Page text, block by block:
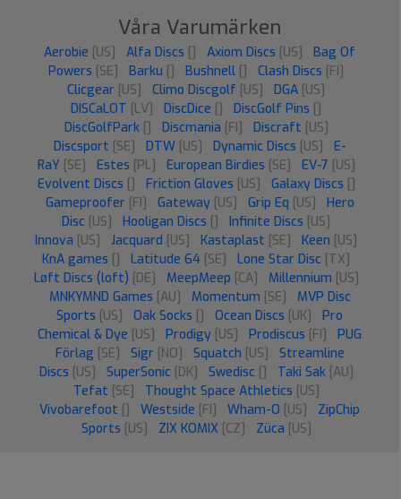
Våra Varumärken
Aerobie [US] Alfa Discs [] Axiom Discs [US]
Bag Of
Powers [SE] Barku [] Bushnell [] Clash Discs [FI]
Clicgear [US] Climo Discgolf [US] DGA [US]
DISCaLOT [LV] DiscDice [] DiscGolf Pins []
DiscGolfPark [] Discmania [FI] Discraft [US]
Discsport [SE] DTW [US] Dynamic Discs [US]
E-
RaY [SE] Estes [PL] European Birdies [SE] EV-7 [US]
Evolvent Discs [] Friction Gloves [US] Galaxy Discs []
Gameproofer [FI] Gateway [US] Grip Eq [US]
Hero
Disc [US] Hooligan Discs [] Infinite Discs [US]
Innova [US] Jacquard [US] Kastaplast [SE] Keen [US]
KnA games [] Latitude 64 [SE] Lone Star Disc [TX]
Løft Discs (loft) [DE] MeepMeep [CA] Millennium [US]
MNKYMND Games [AU] Momentum [SE]
MVP Disc
Sports [US] Oak Socks [] Ocean Discs [UK]
Pro
Chemical & Dye [US] Prodigy [US] Prodiscus [FI]
PUG
Förlag [SE] Sigr [NO] Squatch [US]
Streamline
Discs [US] SuperSonic [DK] Swedisc [] Taki Sak [AU]
Tefat [SE] Thought Space Athletics [US]
Vivobarefoot [] Westside [FI] Wham-O [US]
ZipChip
Sports [US] ZIX KOMIX [CZ] Züca [US]